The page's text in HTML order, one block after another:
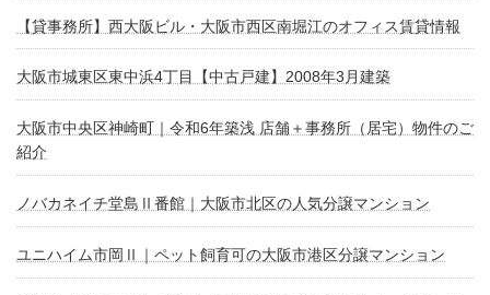
【貸事務所】西大阪ビル・大阪市西区南堀江のオフィス賃貸情報
大阪市城東区東中浜4丁目【中古戸建】2008年3月建築
大阪市中央区神崎町｜令和6年築浅 店舗＋事務所（居宅）物件のご
紹介
ノバカネイチ堂島Ⅱ番館｜大阪市北区の人気分譲マンション
ユニハイム市岡Ⅱ｜ペット飼育可の大阪市港区分譲マンション